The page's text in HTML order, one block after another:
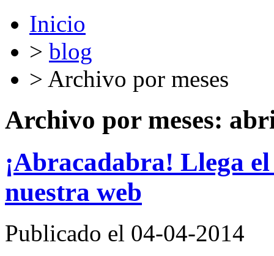
Inicio
> blog
> Archivo por meses
Archivo por meses:
¡Abracadabra! Llega
nuestra web
Publicado el 04-04-2014